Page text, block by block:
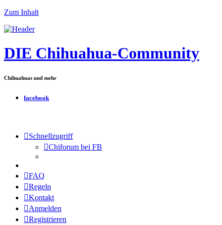
Zum Inhalt
DIE Chihuahua-Community
Chihuahuas und mehr
facebook
Schnellzugriff
Chiforum bei FB
FAQ
Regeln
Kontakt
Anmelden
Registrieren